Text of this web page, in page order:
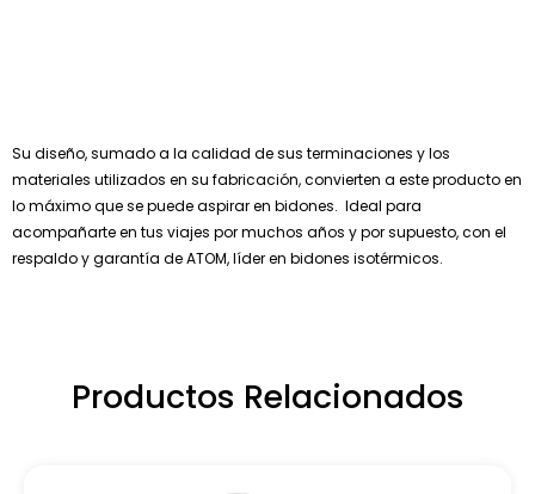
Su diseño, sumado a la calidad de sus terminaciones y los
materiales utilizados en su fabricación, convierten a este producto en
lo máximo que se puede aspirar en bidones. Ideal para
acompañarte en tus viajes por muchos años y por supuesto, con el
respaldo y garantía de ATOM, líder en bidones isotérmicos.
Productos Relacionados